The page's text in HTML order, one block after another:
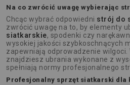
Na co zwrócić uwagę wybierając
Chcąc wybrać odpowiedni strój do
zwrócić uwagę na to, by elementy
siatkarskie, spodenki czy
wysokiej jakości szybkoschnących
zapewniają odprowadzenie wilgoci.
znajdziesz ubrania wykonane z
spełniają normy profesjonalnego
Profesjonalny sprzęt siatkarski dla